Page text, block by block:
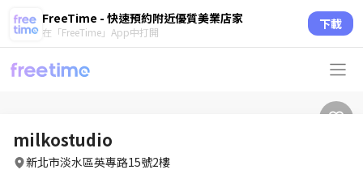
FreeTime - 快速預約附近優質美業店家
在「FreeTime」App中打開 下載
milkostudio
新北市淡水區英專路15號2樓